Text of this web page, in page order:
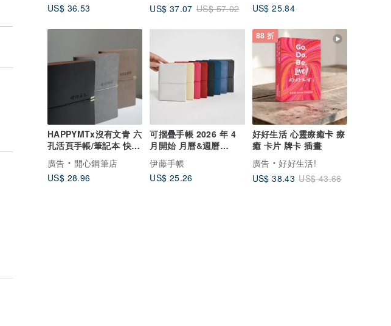
US$ 36.53
US$ 37.07 US$ 57.02
US$ 25.84
HAPPYMTx沒有文青 六
孔活頁手帳/筆記本 快速
出貨
廣告
開心鋼筆店
US$ 28.96
可摺疊手帳 2026 年 4
月開始 月曆&週曆
TETEFU 輕巧手帳 月間
週間 行事曆 輕便
伊藤手帳
US$ 25.26
88 折
好好生活 心靈療癒卡 療
癒 卡片 牌卡 插畫
廣告
好好生活!
US$ 38.43 US$ 43.66